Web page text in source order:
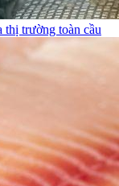
trường toàn cầu